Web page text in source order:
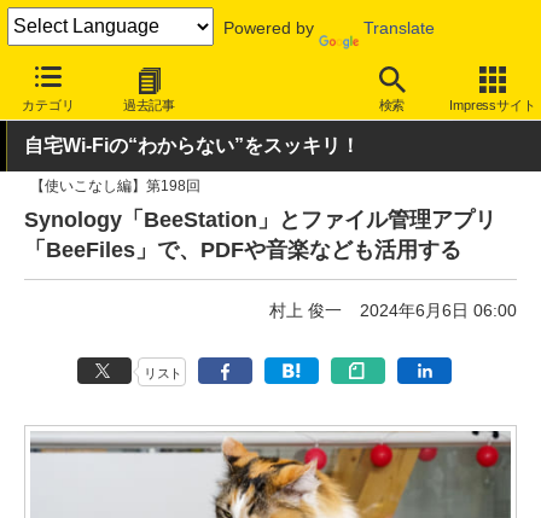
Powered by Translate
カテゴリ 過去記事 検索 Impressサイト
INTERNET Watch ハードウェア その他
自宅Wi-Fiの“わからない”をスッキリ！
【使いこなし編】第198回
Synology「BeeStation」とファイル管理アプリ
「BeeFiles」で、PDFや音楽なども活用する
村上 俊一 2024年6月6日 06:00
リスト